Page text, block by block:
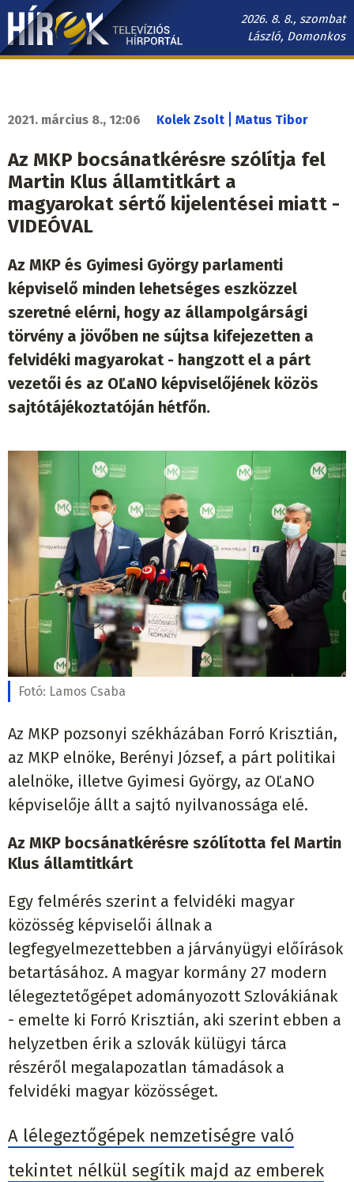
Ugrás
tartalomra
2026. 8. 8., szombat
László, Domonkos
Hírek.sk
2021. március 8., 12:06 Kolek Zsolt Matus Tibor
Az MKP bocsánatkérésre szólítja fel
Martin Klus államtitkárt a
magyarokat sértő kijelentései miatt -
VIDEÓVAL
Az MKP és Gyimesi György parlamenti
képviselő minden lehetséges eszközzel
szeretné elérni, hogy az állampolgársági
törvény a jövőben ne sújtsa kifejezetten a
felvidéki magyarokat - hangzott el a párt
vezetői és az OĽaNO képviselőjének közös
sajtótájékoztatóján hétfőn.
Fotó: Lamos Csaba
Az MKP pozsonyi székházában Forró Krisztián,
az MKP elnöke, Berényi József, a párt politikai
alelnöke, illetve Gyimesi György, az OĽaNO
képviselője állt a sajtó nyilvanossága elé.
Az MKP bocsánatkérésre szólította fel Martin
Klus államtitkárt
Egy felmérés szerint a felvidéki magyar
közösség képviselői állnak a
legfegyelmezettebben a járványügyi előírások
betartásához. A magyar kormány 27 modern
lélegeztetőgépet adományozott Szlovákiának
- emelte ki Forró Krisztián, aki szerint ebben a
helyzetben érik a szlovák külügyi tárca
részéről megalapozatlan támadások a
felvidéki magyar közösséget.
A lélegeztőgépek nemzetiségre való
tekintet nélkül segítik majd az emberek